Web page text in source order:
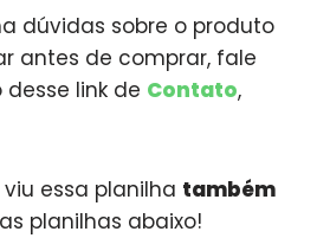
dúvidas sobre o produto
antes de comprar, fale
link de Contato,
essa planilha também
planilhas abaixo!